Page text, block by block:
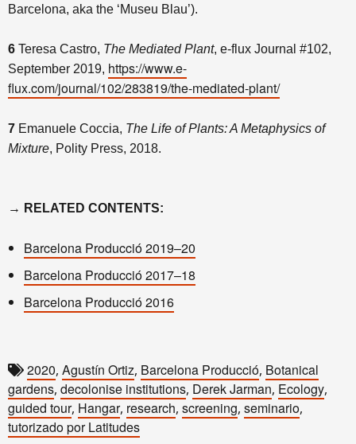
Barcelona, aka the ‘Museu Blau’).
6 Teresa Castro, The Mediated Plant, e-flux Journal #102,
September 2019, https://www.e-
flux.com/journal/102/283819/the-mediated-plant/
7 Emanuele Coccia, The Life of Plants: A Metaphysics of
Mixture, Polity Press, 2018.
→ RELATED CONTENTS:
Barcelona Producció 2019–20
Barcelona Producció 2017–18
Barcelona Producció 2016
2020, Agustín Ortiz, Barcelona Producció, Botanical
gardens, decolonise institutions, Derek Jarman, Ecology,
guided tour, Hangar, research, screening, seminario,
tutorizado por Latitudes